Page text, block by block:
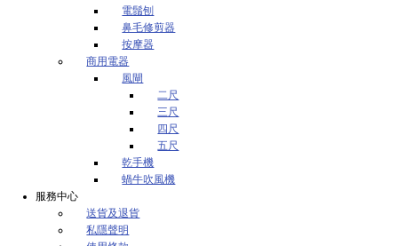
電鬚刨
鼻毛修剪器
按摩器
商用電器
風閘
二尺
三尺
四尺
五尺
乾手機
蝸牛吹風機
服務中心
送貨及退貨
私隱聲明